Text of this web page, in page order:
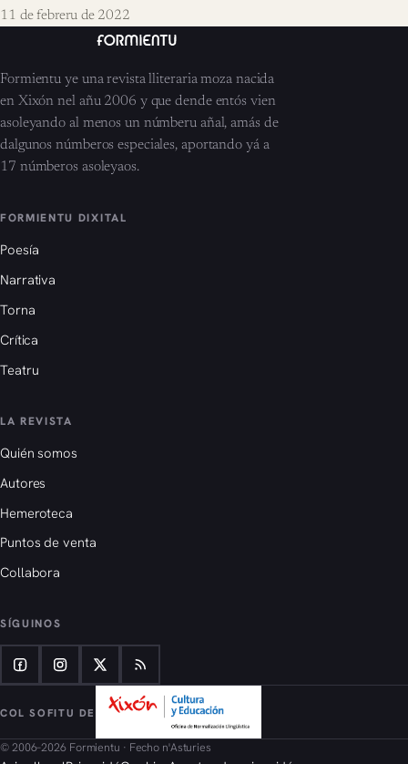
11 de febreru de 2022
Formientu ye una revista lliteraria moza nacida
en Xixón nel añu 2006 y que dende entós vien
asoleyando al menos un númberu añal, amás de
dalgunos númberos especiales, aportando yá a
17 númberos asoleyaos.
FORMIENTU DIXITAL
Poesía
Narrativa
Torna
Crítica
Teatru
LA REVISTA
Quién somos
Autores
Hemeroteca
Puntos de venta
Collabora
SÍGUINOS
COL SOFITU DE
© 2006–2026 Formientu · Fecho n'Asturies